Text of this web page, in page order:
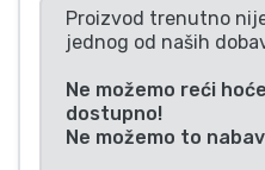
Proizvod trenutno
jednog od naših
Ne možemo reći
dostupno!
Ne možemo to
Vrste proizvoda
Marke